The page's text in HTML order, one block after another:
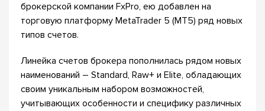
брокерской компании FxPro, ею добавлен на
торговую платформу MetaTrader 5 (MT5) ряд новых
типов счетов.
Линейка счетов брокера пополнилась рядом новых
наименований – Standard, Raw+ и Elite, обладающих
своим уникальным набором возможностей,
учитывающих особенности и специфику различных